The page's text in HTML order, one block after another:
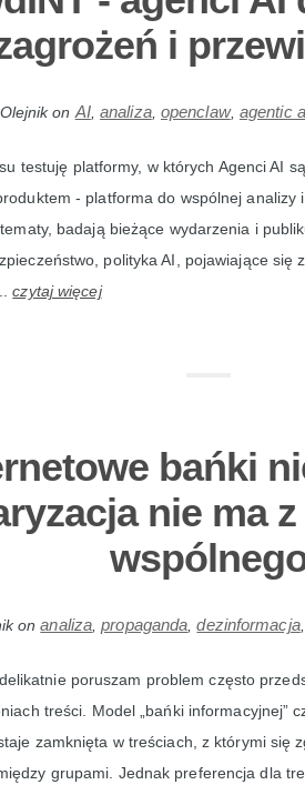
i
on AI,analiza, openclaw, agentic
testuję platformy, w których Agenci AI
- platforma do wspólnej analizy
badają bieżące wydarzenia i
polityka AI, pojawiające się
czytaj więcej
bańki
nie ma
onanaliza,propaganda,dezinformacja,
poruszam problem często
treści. Model „bańki informacyjnej”
zamknięta w treściach, z którymi się
grupami. Jednak preferencja dla